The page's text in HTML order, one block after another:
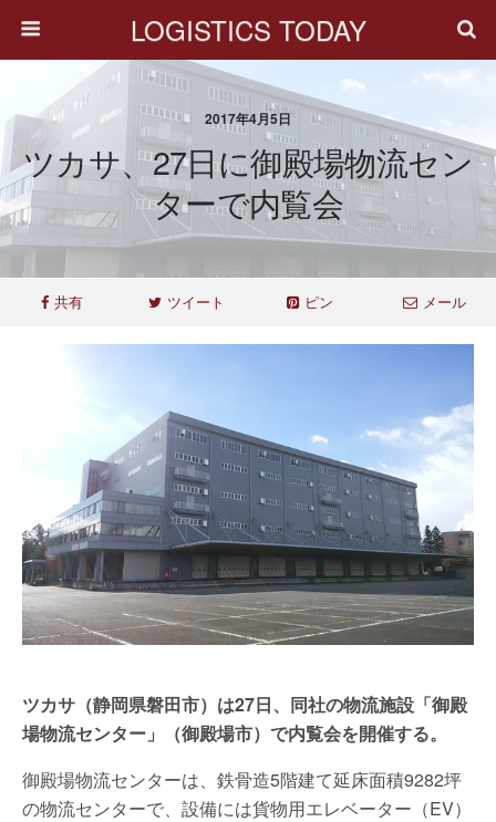
LOGISTICS TODAY
2017年4月5日
ツカサ、27日に御殿場物流セン
ターで内覧会
共有 ツイート ピン メール
ツカサ（静岡県磐田市）は27日、同社の物流施設「御殿
場物流センター」（御殿場市）で内覧会を開催する。
御殿場物流センターは、鉄骨造5階建て延床面積9282坪
の物流センターで、設備には貨物用エレベーター（EV）